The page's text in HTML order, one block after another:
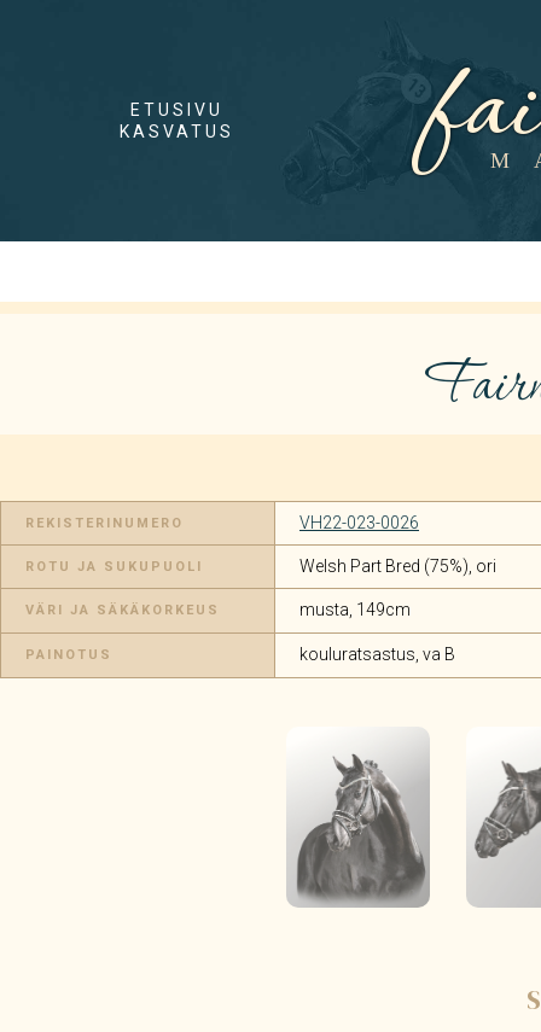
ETUSIVU
KASVATUS
REKISTERINUMERO VH22-023-0026
ROTU JA SUKUPUOLI Welsh Part Bred (75%), ori
VÄRI JA SÄKÄKORKEUS musta, 149cm
PAINOTUS kouluratsastus, va B